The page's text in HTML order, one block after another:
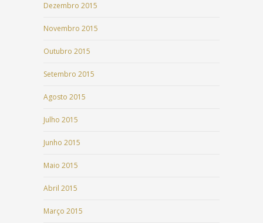
Dezembro 2015
Novembro 2015
Outubro 2015
Setembro 2015
Agosto 2015
Julho 2015
Junho 2015
Maio 2015
Abril 2015
Março 2015